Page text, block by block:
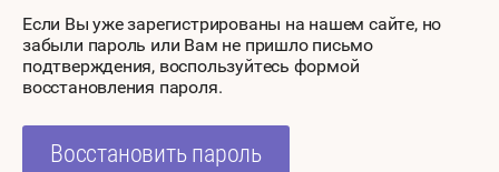
Если Вы уже зарегистрированы на нашем сайте, но
забыли пароль или Вам не пришло письмо
подтверждения, воспользуйтесь формой
восстановления пароля.
Восстановить пароль